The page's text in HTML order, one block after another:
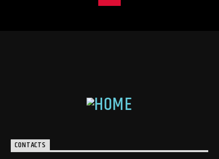
CONTACTS